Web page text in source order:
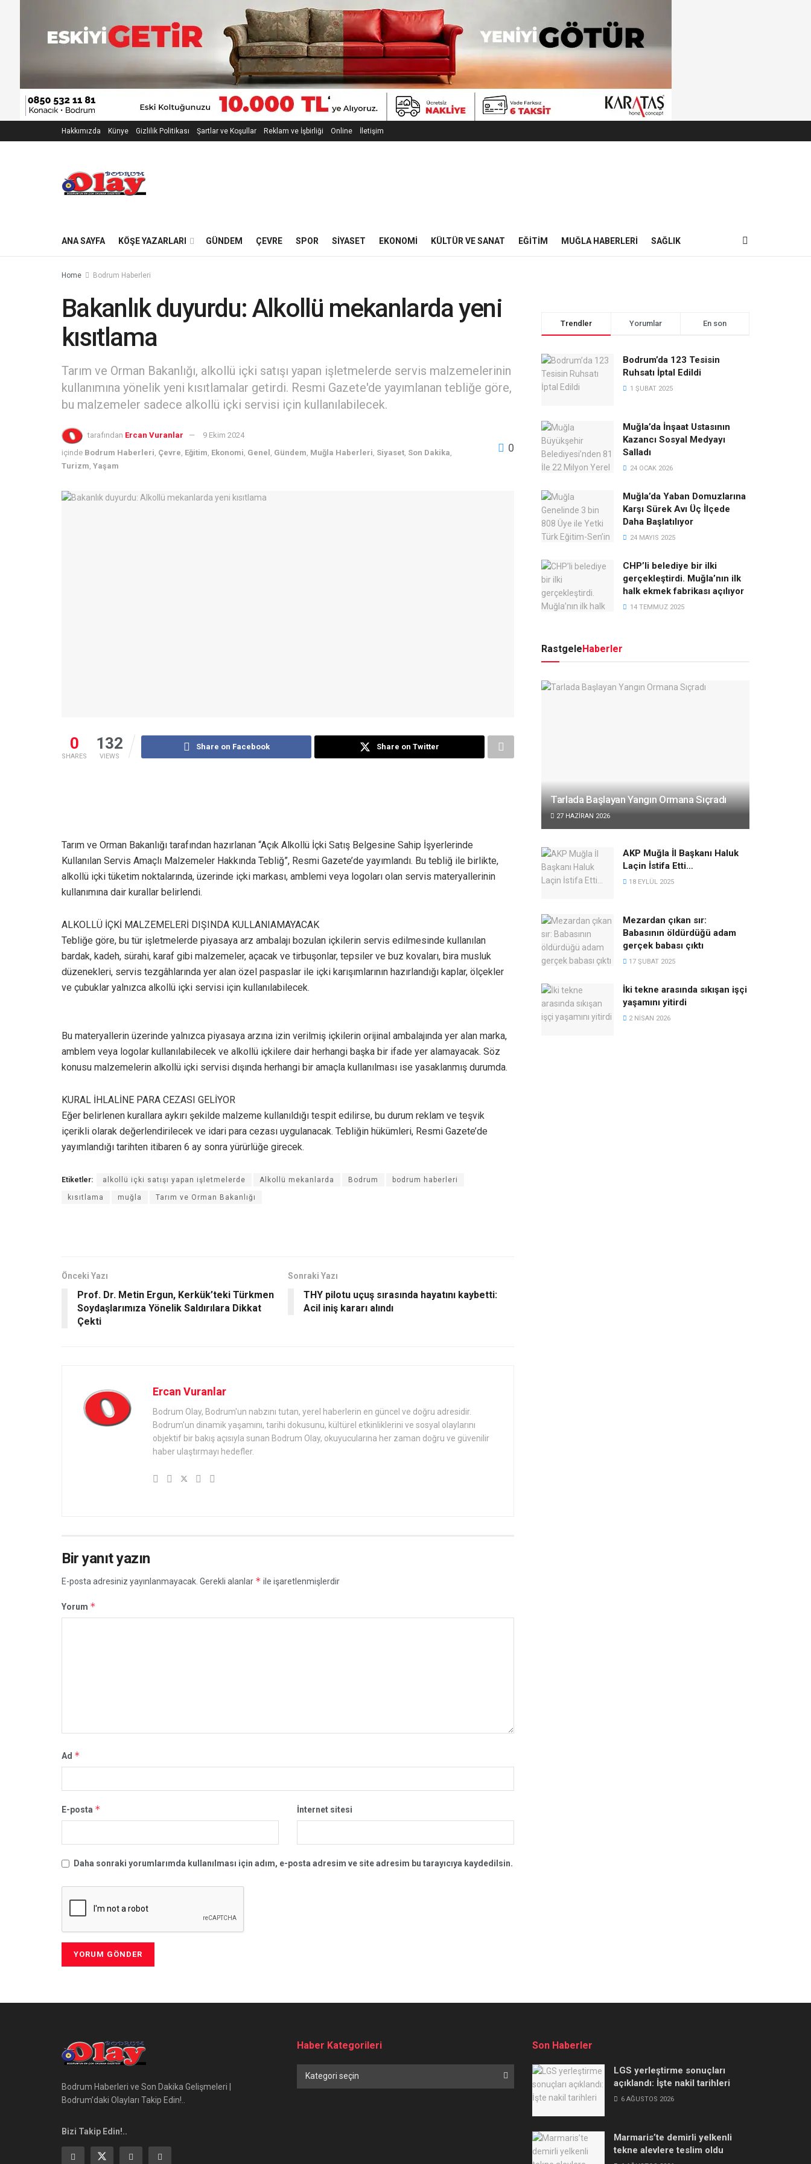
Hakkımızda Künye Gizlilik Politikası Şartlar ve Koşullar Reklam ve İşbirliği Online İletişim
ANA SAYFA KÖŞE YAZARLARI GÜNDEM ÇEVRE SPOR SIYASET EKONOMI KÜLTÜR VE SANAT EĞITIM MUĞLA HABERLERI SAĞLIK
Home Bodrum Haberleri
Bakanlık duyurdu: Alkollü mekanlarda yeni
kısıtlama
Tarım ve Orman Bakanlığı, alkollü içki satışı yapan işletmelerde servis malzemelerinin
kullanımına yönelik yeni kısıtlamalar getirdi. Resmi Gazete'de yayımlanan tebliğe göre,
bu malzemeler sadece alkollü içki servisi için kullanılabilecek.
tarafından Ercan Vuranlar
9 Ekim 2024
içinde Bodrum Haberleri Çevre Eğitim Ekonomi Genel Gündem Muğla Haberleri Siyaset Son Dakika
Turizm Yaşam
0
0
SHARES
132
VIEWS
Share on Facebook Share on Twitter
Tarım ve Orman Bakanlığı tarafından hazırlanan “Açık Alkollü İçki Satış Belgesine Sahip İşyerlerinde
Kullanılan Servis Amaçlı Malzemeler Hakkında Tebliğ”, Resmi Gazete’de yayımlandı. Bu tebliğ ile birlikte,
alkollü içki tüketim noktalarında, üzerinde içki markası, amblemi veya logoları olan servis materyallerinin
kullanımına dair kurallar belirlendi.
ALKOLLÜ İÇKİ MALZEMELERİ DIŞINDA KULLANIAMAYACAK
Tebliğe göre, bu tür işletmelerde piyasaya arz ambalajı bozulan içkilerin servis edilmesinde kullanılan
bardak, kadeh, sürahi, karaf gibi malzemeler, açacak ve tirbuşonlar, tepsiler ve buz kovaları, bira musluk
düzenekleri, servis tezgâhlarında yer alan özel paspaslar ile içki karışımlarının hazırlandığı kaplar, ölçekler
ve çubuklar yalnızca alkollü içki servisi için kullanılabilecek.
Bu materyallerin üzerinde yalnızca piyasaya arzına izin verilmiş içkilerin orijinal ambalajında yer alan marka,
amblem veya logolar kullanılabilecek ve alkollü içkilere dair herhangi başka bir ifade yer alamayacak. Söz
konusu malzemelerin alkollü içki servisi dışında herhangi bir amaçla kullanılması ise yasaklanmış durumda.
KURAL İHLALİNE PARA CEZASI GELİYOR
Eğer belirlenen kurallara aykırı şekilde malzeme kullanıldığı tespit edilirse, bu durum reklam ve teşvik
içerikli olarak değerlendirilecek ve idari para cezası uygulanacak. Tebliğin hükümleri, Resmi Gazete’de
yayımlandığı tarihten itibaren 6 ay sonra yürürlüğe girecek.
Etiketler: alkollü içki satışı yapan işletmelerde Alkollü mekanlarda Bodrum bodrum haberleri
kısıtlama muğla Tarım ve Orman Bakanlığı
Önceki Yazı
Prof. Dr. Metin Ergun, Kerkük’teki Türkmen
Soydaşlarımıza Yönelik Saldırılara Dikkat
Çekti
Sonraki Yazı
THY pilotu uçuş sırasında hayatını kaybetti:
Acil iniş kararı alındı
Ercan Vuranlar
Bodrum Olay, Bodrum'un nabzını tutan, yerel haberlerin en güncel ve doğru adresidir.
Bodrum'un dinamik yaşamını, tarihi dokusunu, kültürel etkinliklerini ve sosyal olaylarını
objektif bir bakış açısıyla sunan Bodrum Olay, okuyucularına her zaman doğru ve güvenilir
haber ulaştırmayı hedefler.
Bir yanıt yazın
E-posta adresiniz yayınlanmayacak. Gerekli alanlar * ile işaretlenmişlerdir
Yorum *
Ad *
E-posta * İnternet sitesi
Daha sonraki yorumlarımda kullanılması için adım, e-posta adresim ve site adresim bu tarayıcıya kaydedilsin.
Trendler Yorumlar En son
Bodrum’da 123 Tesisin
Ruhsatı İptal Edildi
1 ŞUBAT 2025
Muğla’da İnşaat Ustasının
Kazancı Sosyal Medyayı
Salladı
24 OCAK 2026
Muğla’da Yaban Domuzlarına
Karşı Sürek Avı Üç İlçede
Daha Başlatılıyor
24 MAYIS 2025
CHP’li belediye bir ilki
gerçekleştirdi. Muğla’nın ilk
halk ekmek fabrikası açılıyor
14 TEMMUZ 2025
RastgeleHaberler
Tarlada Başlayan Yangın Ormana Sıçradı
27 HAZIRAN 2026
AKP Muğla İl Başkanı Haluk
Laçin İstifa Etti…
18 EYLÜL 2025
Mezardan çıkan sır:
Babasının öldürdüğü adam
gerçek babası çıktı
17 ŞUBAT 2025
İki tekne arasında sıkışan işçi
yaşamını yitirdi
2 NISAN 2026
Bodrum Haberleri ve Son Dakika Gelişmeleri |
Bodrum’daki Olayları Takip Edin!..
Bizi Takip Edin!..
Haber Kategorileri
Haber
Kategorileri
Kategori seçin
Son Haberler
LGS yerleştirme sonuçları
açıklandı: İşte nakil tarihleri
6 AĞUSTOS 2026
Marmaris’te demirli yelkenli
tekne alevlere teslim oldu